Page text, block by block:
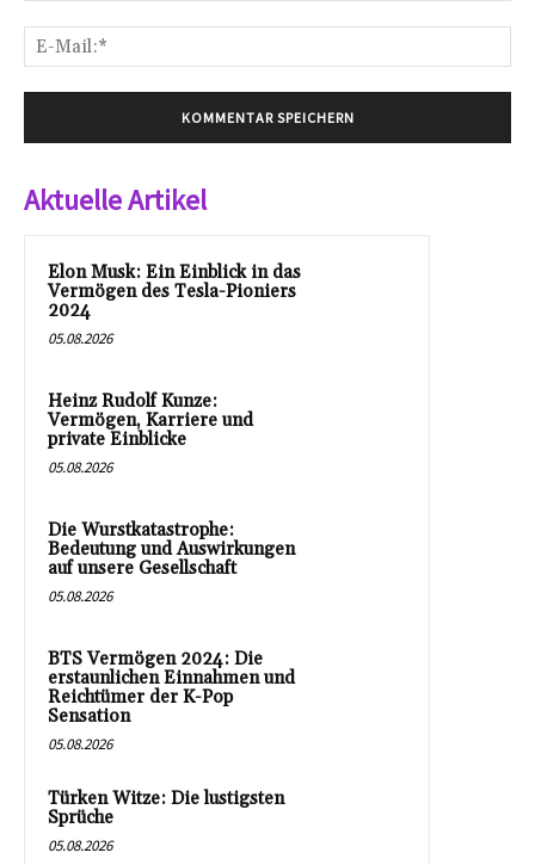
Aktuelle Artikel
Elon Musk: Ein Einblick in das
Vermögen des Tesla-Pioniers
2024
05.08.2026
Heinz Rudolf Kunze:
Vermögen, Karriere und
private Einblicke
05.08.2026
Die Wurstkatastrophe:
Bedeutung und Auswirkungen
auf unsere Gesellschaft
05.08.2026
BTS Vermögen 2024: Die
erstaunlichen Einnahmen und
Reichtümer der K-Pop
Sensation
05.08.2026
Türken Witze: Die lustigsten
Sprüche
05.08.2026